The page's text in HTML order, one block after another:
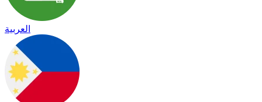
العربية